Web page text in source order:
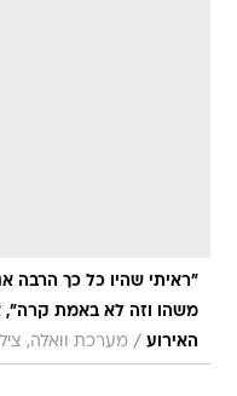
"ראיתי שהיו כל כך הרבה
משהו וזה לא באמת קרה",
האירוע / מערכת וואלה,